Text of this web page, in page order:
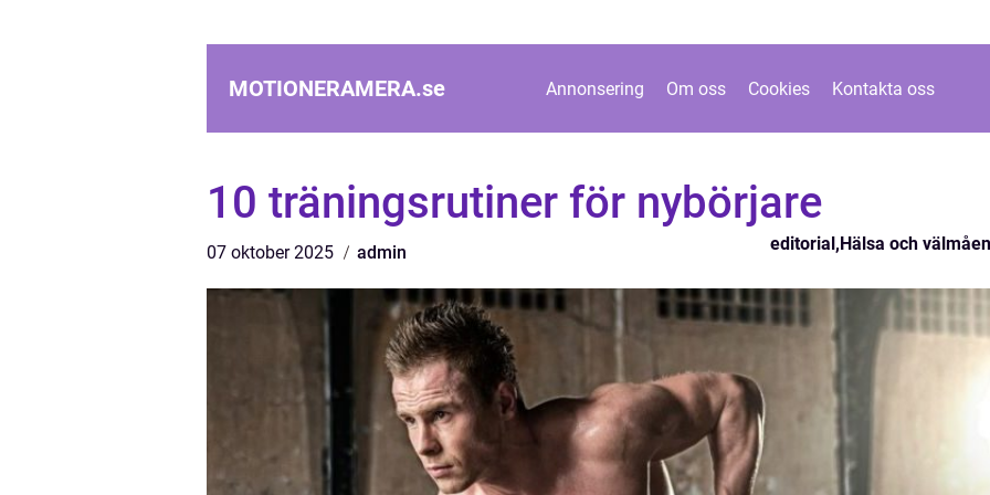
MOTIONERAMERA.se Annonsering Om oss Cookies Kontakta oss
10 träningsrutiner för nybörjare
07 oktober 2025 admin editorial,Hälsa och